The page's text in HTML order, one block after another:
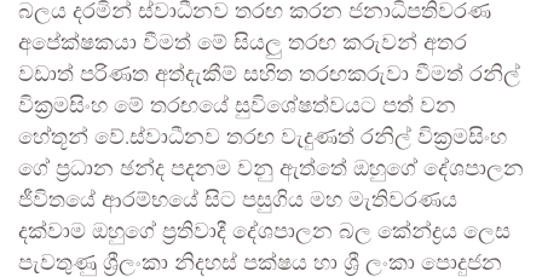
බලය දරමින් ස්වාධීනව තරඟ කරන ජනාධිපතිවරණ
අපේක්ෂකයා වීමත් මේ සියලු තරඟ කරුවන් අතර
වඩාත් පරිණත අත්දැකීම් සහිත තරඟකරුවා වීමත් රනිල්
වික්‍රමසිංහ මේ තරඟයේ සුවිශේෂත්වයට පත් වන
හේතූන්‍ වේ.ස්වාධීනව තරඟ වැදුණත් රනිල් වික්‍රමසිංහ
ගේ ප්‍රධාන ඡන්ද පදනම වනු ඇත්තේ ඔහුගේ දේශපාලන
ජීවිතයේ ආරම්භයේ සිට පසුගිය මහ මැතිවරණය
දක්වාම ඔහුගේ ප්‍රතිවාදී දේශපාලන බල කේන්ද්‍රය ලෙස
පැවතුණු ශ්‍රීලංකා නිදහස් පක්ෂය හා ශ්‍රී ලංකා පොදුජන